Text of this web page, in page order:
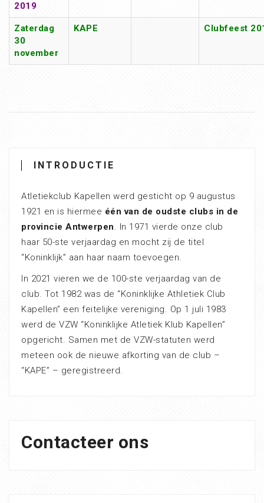
2019
Zaterdag
30
november
KAPE Clubfeest
INTRODUCTIE
Atletiekclub Kapellen werd gesticht op 9 augustus
1921 en is hiermee één van de oudste clubs in de
provincie Antwerpen. In 1971 vierde onze club
haar 50-ste verjaardag en mocht zij de titel
“Koninklijk” aan haar naam toevoegen.
In 2021 vieren we de 100-ste verjaardag van de
club. Tot 1982 was de “Koninklijke Athletiek Club
Kapellen” een feitelijke vereniging. Op 1 juli 1983
werd de VZW “Koninklijke Atletiek Klub Kapellen”
opgericht. Samen met de VZW-statuten werd
meteen ook de nieuwe afkorting van de club –
“KAPE” – geregistreerd.
Contacteer ons